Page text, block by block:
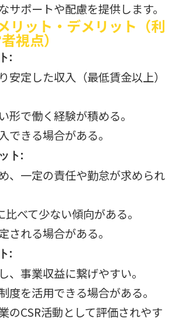
サポートや配慮を提供します。
リット・デメリット（利
視点）
:
安定した収入（最低賃金以上）
形で働く経験が積める。
できる場合がある。
ト:
、一定の責任や勤怠が求められ
べて少ない傾向がある。
される場合がある。
:
、事業収益に繋げやすい。
度を活用できる場合がある。
のCSR活動として評価されやす